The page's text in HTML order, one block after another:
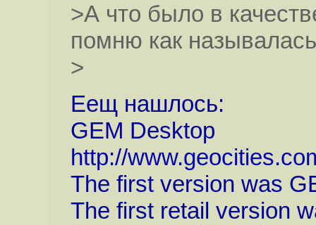
>А что было в
помню как
>
Еещ нашлось:
GEM Desktop
http://
The first version was
The first retail version